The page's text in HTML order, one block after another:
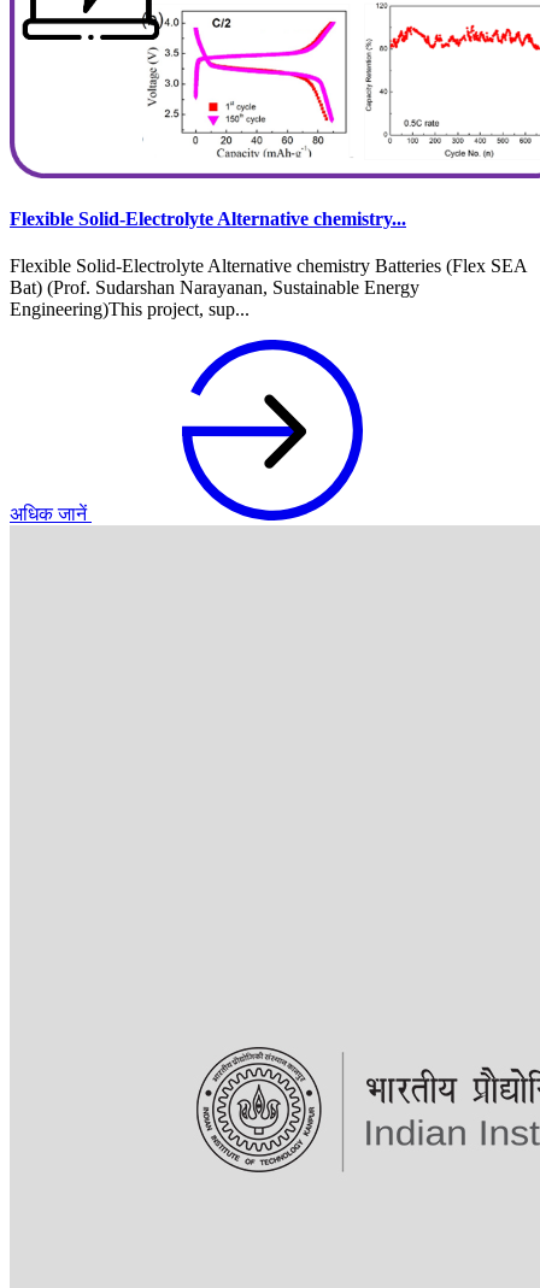
Flexible Solid-Electrolyte Alternative chemistry...
Flexible Solid-Electrolyte Alternative chemistry Batteries (Flex SEA
Bat) (Prof. Sudarshan Narayanan, Sustainable Energy
Engineering)This project, sup...
अधिक जानें